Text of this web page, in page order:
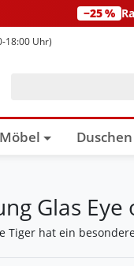
−25 %
18:00 Uhr)
Möbel Duschen
Glas Eye
Tiger hat ein